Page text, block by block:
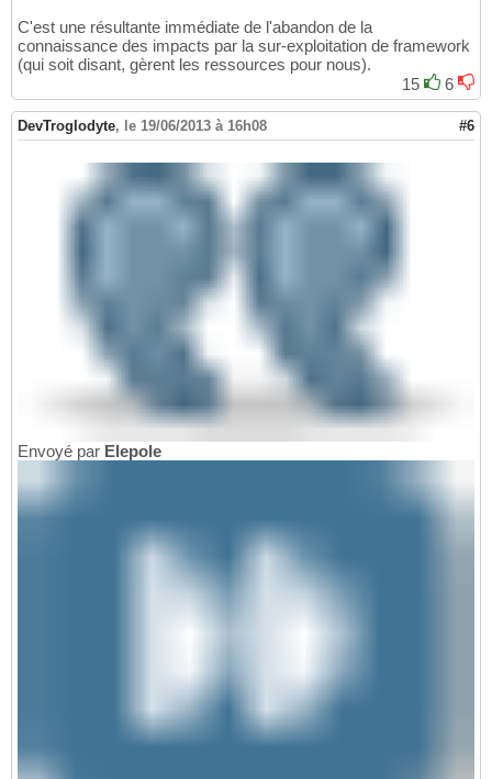
C'est une résultante immédiate de l'abandon de la
connaissance des impacts par la sur-exploitation de framework
(qui soit disant, gèrent les ressources pour nous).
15
6
DevTroglodyte, le 19/06/2013 à 16h08 #6
Envoyé par Elepole